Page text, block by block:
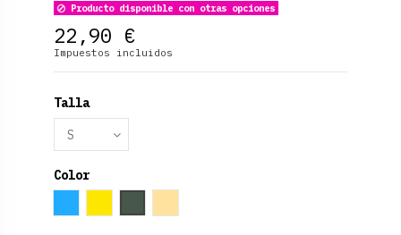
Producto disponible con otras opciones
22,90 €
Impuestos incluidos
Talla
Color